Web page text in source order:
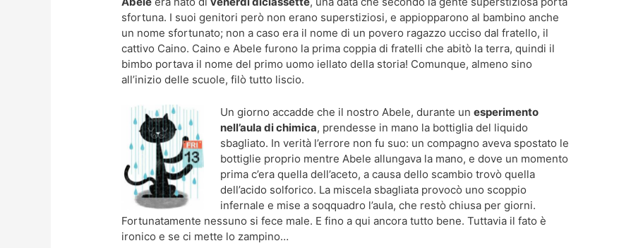
sfortuna. I suoi genitori però non erano superstiziosi, e appiopparono al bambino anche
un nome sfortunato; non a caso era il nome di un povero ragazzo ucciso dal fratello, il
cattivo Caino. Caino e Abele furono la prima coppia di fratelli che abitò la terra, quindi il
bimbo portava il nome del primo uomo iellato della storia! Comunque, almeno sino
all’inizio delle scuole, filò tutto liscio.
Un giorno accadde che il nostro Abele, durante un esperimento
nell’aula di chimica, prendesse in mano la bottiglia del liquido
sbagliato. In verità l’errore non fu suo: un compagno aveva spostato le
bottiglie proprio mentre Abele allungava la mano, e dove un momento
prima c’era quella dell’aceto, a causa dello scambio trovò quella
dell’acido solforico. La miscela sbagliata provocò uno scoppio
infernale e mise a soqquadro l’aula, che restò chiusa per giorni.
Fortunatamente nessuno si fece male. E fino a qui ancora tutto bene. Tuttavia il fato è
ironico e se ci mette lo zampino…